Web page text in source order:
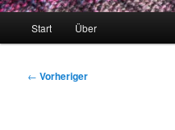
Start Über
Beitragsnavigation
← Vorheriger